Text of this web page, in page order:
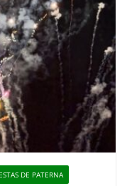
DE PATERNA